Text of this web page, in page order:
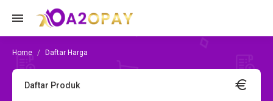
Daftar Harga
Daftar Produk